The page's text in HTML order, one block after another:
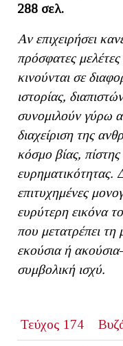
288 σελ.
Αν επιχειρήσει
πρόσφατες
κινούνται σε
ιστορίας,
συνομιλούν γύρω
διαχείριση της
κόσμο βίας, πίστης
ευρηματικότητας.
επιτυχημένες
ευρύτερη εικόνα
που μετατρέπει
εκούσια ή
συμβολική ισχύ.
Τεύχος 174